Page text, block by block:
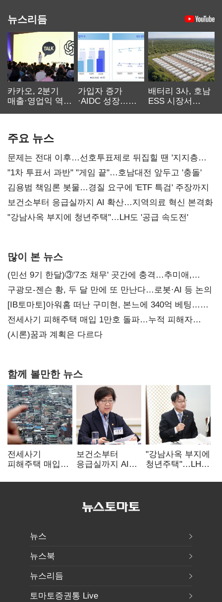
뉴스리듬
카카오, 2분기
매출·영업익 역대
가입자 증가
·AIDC 성장…
배터리 3사, 호남
ESS 시장서
주요 뉴스
문제는 전대 이후…선호투표제로 뒤집힐 땐 '지지층
불복'
"1차 투표서 과반" "게임 끝"…호남대전 앞두고 '충돌'
김용범 책임론 봇물…경질 요구에 'ETF 특검' 주장까지
보건소부터 응급실까지 AI 확산…지역의료 혁신 본격화
"강남사옥 부지에 청년주택"…LH도 '공급 속도전'
많이 본 뉴스
(민선 9기 한달)③'7조 채무' 곳간에 충격…추미애,
20년만에 '비상재정' 선언 승부수
구광모-젠슨 황, 두 달 만에 또 만난다…로봇·AI 등 논의
[IB토마토]아워홈 떠난 구미현, 본느에 340억 베팅…
가족 지배체제 구축
전세사기 피해주택 매입 1만호 돌파…누적 피해자
4만278명
(시론)꿈과 계획은 다르다
함께 볼만한 뉴스
전세사기
피해주택 매입
누적 피해자
보건소부터
응급실까지 AI
혁신 본격화
"강남사옥 부지에
청년주택"…LH도
뉴스
뉴스북
뉴스리듬
토마토증권통 Live